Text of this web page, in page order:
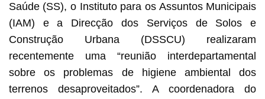
Saúde (SS), o Instituto para os Assuntos Municipais
(IAM) e a Direcção dos Serviços de Solos e
Construção Urbana (DSSCU) realizaram
recentemente uma “reunião interdepartamental
sobre os problemas de higiene ambiental dos
terrenos desaproveitados”. A coordenadora do